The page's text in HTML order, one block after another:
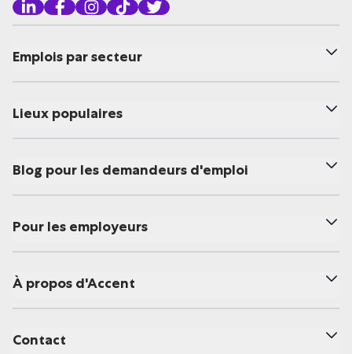
Emplois par secteur
Lieux populaires
Blog pour les demandeurs d'emploi
Pour les employeurs
À propos d'Accent
Contact